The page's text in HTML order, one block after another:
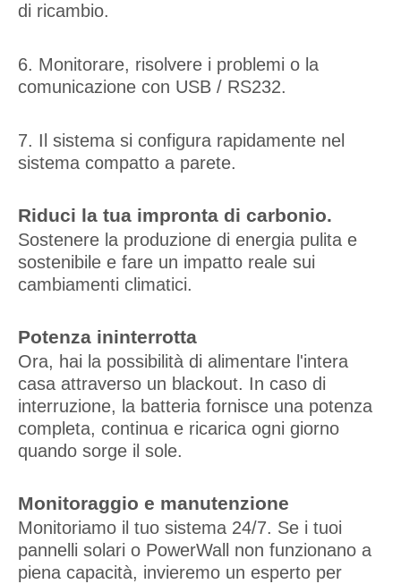
di ricambio.
6. Monitorare, risolvere i problemi o la
comunicazione con USB / RS232.
7. Il sistema si configura rapidamente nel
sistema compatto a parete.
Riduci la tua impronta di carbonio.
Sostenere la produzione di energia pulita e
sostenibile e fare un impatto reale sui
cambiamenti climatici.
Potenza ininterrotta
Ora, hai la possibilità di alimentare l'intera
casa attraverso un blackout. In caso di
interruzione, la batteria fornisce una potenza
completa, continua e ricarica ogni giorno
quando sorge il sole.
Monitoraggio e manutenzione
Monitoriamo il tuo sistema 24/7. Se i tuoi
pannelli solari o PowerWall non funzionano a
piena capacità, invieremo un esperto per